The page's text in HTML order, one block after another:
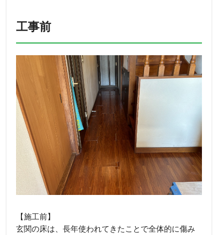
工事前
【施工前】
玄関の床は、長年使われてきたことで全体的に傷み